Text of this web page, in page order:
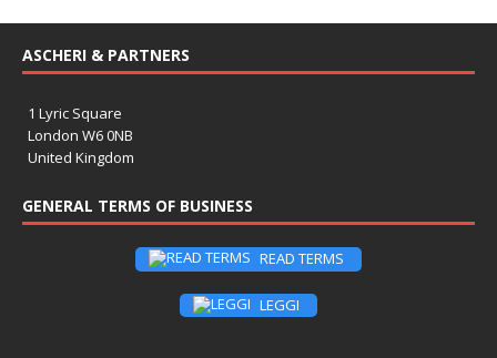
ASCHERI & PARTNERS
1 Lyric Square
London W6 0NB
United Kingdom
GENERAL TERMS OF BUSINESS
READ TERMS
LEGGI